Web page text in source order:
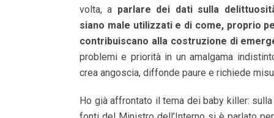
volta, a parlare dei dati sulla
siano male utilizzati e di come, proprio
contribuiscano alla costruzione di
problemi e priorità in un amalgama
crea angoscia, diffonde paure e richiede
Ho già affrontato il tema dei baby killer: